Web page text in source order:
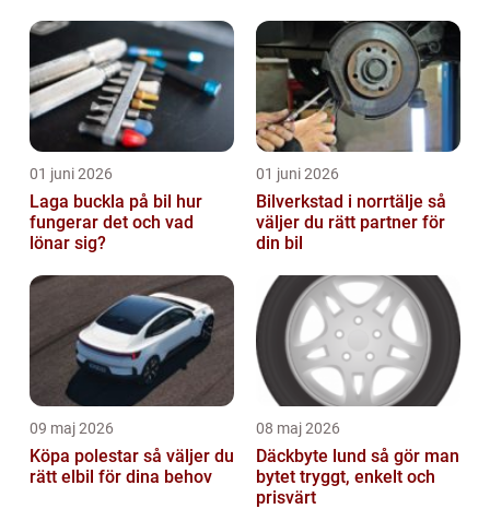
01 juni 2026
Laga buckla på bil hur
fungerar det och vad
lönar sig?
01 juni 2026
Bilverkstad i norrtälje så
väljer du rätt partner för
din bil
09 maj 2026
Köpa polestar så väljer du
rätt elbil för dina behov
08 maj 2026
Däckbyte lund så gör man
bytet tryggt, enkelt och
prisvärt